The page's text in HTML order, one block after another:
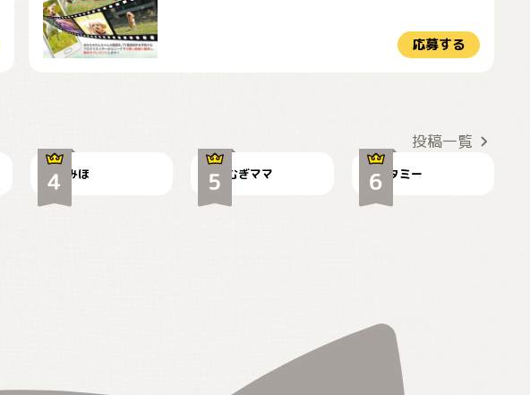
応募する
投稿一覧
みほ むぎママ タミー